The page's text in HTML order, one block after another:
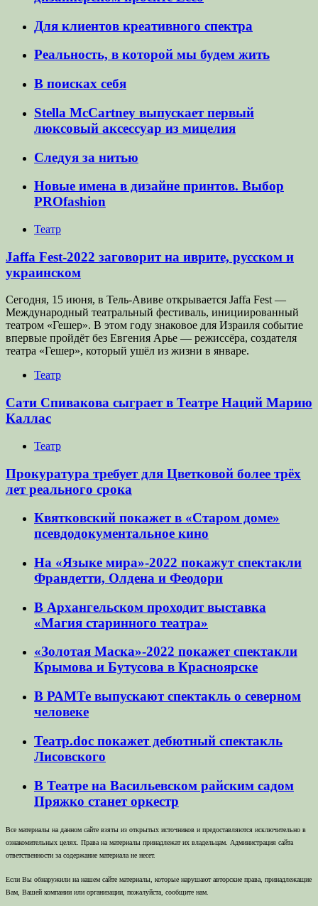
Для клиентов креативного спектра
Реальность, в которой мы будем жить
В поисках себя
Stella McCartney выпускает первый
люксовый аксессуар из мицелия
Следуя за нитью
Новые имена в дизайне принтов. Выбор
PROfashion
Театр
Jaffa Fest-2022 заговорит на иврите, русском и
украинском
Сегодня, 15 июня, в Тель-Авиве открывается Jaffa Fest —
Международный театральный фестиваль, инициированный
театром «Гешер». В этом году знаковое для Израиля событие
впервые пройдёт без Евгения Арье — режиссёра, создателя
театра «Гешер», который ушёл из жизни в январе.
Театр
Сати Спивакова сыграет в Театре Наций Марию
Каллас
Театр
Прокуратура требует для Цветковой более трёх
лет реального срока
Квятковский покажет в «Старом доме»
псевдодокументальное кино
На «Языке мира»-2022 покажут спектакли
Франдетти, Олдена и Феодори
В Архангельском проходит выставка
«Магия старинного театра»
«Золотая Маска»-2022 покажет спектакли
Крымова и Бутусова в Красноярске
В РАМТе выпускают спектакль о северном
человеке
Театр.doc покажет дебютный спектакль
Лисовского
В Театре на Васильевском райским садом
Пряжко станет оркестр
Все материалы на данном сайте взяты из открытых источников и предоставляются исключительно в
ознакомительных целях. Права на материалы принадлежат их владельцам. Администрация сайта
ответственности за содержание материала не несет.
Если Вы обнаружили на нашем сайте материалы, которые нарушают авторские права, принадлежащие
Вам, Вашей компании или организации, пожалуйста, сообщите нам.